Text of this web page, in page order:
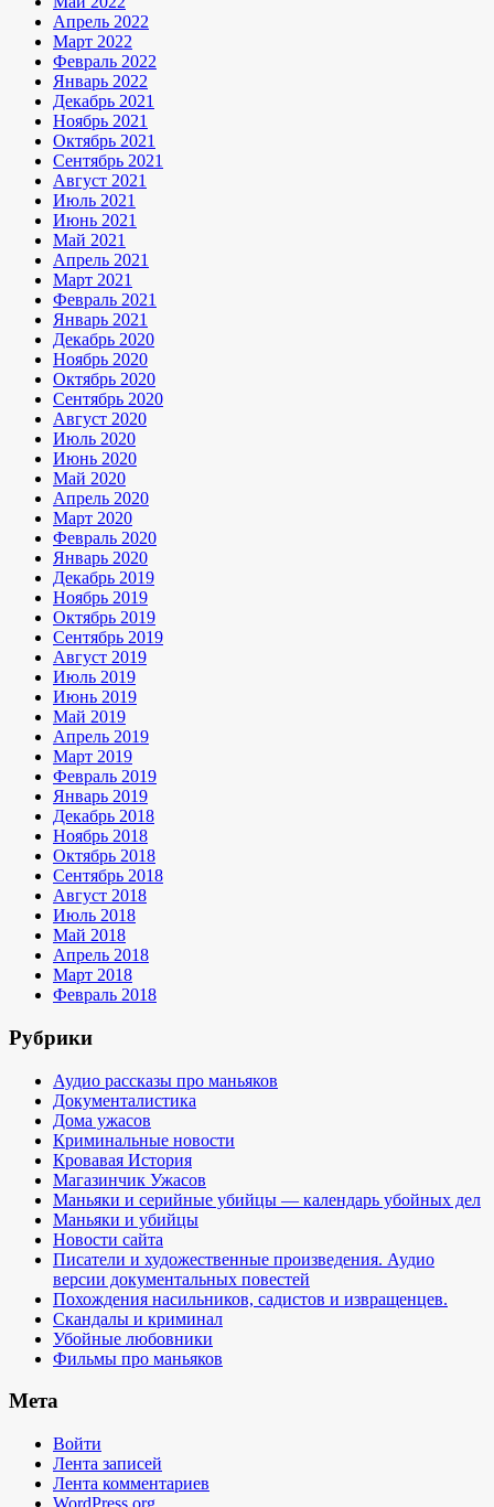
Апрель 2022
Март 2022
Февраль 2022
Январь 2022
Декабрь 2021
Ноябрь 2021
Октябрь 2021
Сентябрь 2021
Август 2021
Июль 2021
Июнь 2021
Май 2021
Апрель 2021
Март 2021
Февраль 2021
Январь 2021
Декабрь 2020
Ноябрь 2020
Октябрь 2020
Сентябрь 2020
Август 2020
Июль 2020
Июнь 2020
Май 2020
Апрель 2020
Март 2020
Февраль 2020
Январь 2020
Декабрь 2019
Ноябрь 2019
Октябрь 2019
Сентябрь 2019
Август 2019
Июль 2019
Июнь 2019
Май 2019
Апрель 2019
Март 2019
Февраль 2019
Январь 2019
Декабрь 2018
Ноябрь 2018
Октябрь 2018
Сентябрь 2018
Август 2018
Июль 2018
Май 2018
Апрель 2018
Март 2018
Февраль 2018
Рубрики
Аудио рассказы про маньяков
Документалистика
Дома ужасов
Криминальные новости
Кровавая История
Магазинчик Ужасов
Маньяки и серийные убийцы — календарь убойных дел
Маньяки и убийцы
Новости сайта
Писатели и художественные произведения. Аудио
версии документальных повестей
Похождения насильников, садистов и извращенцев.
Скандалы и криминал
Убойные любовники
Фильмы про маньяков
Мета
Войти
Лента записей
Лента комментариев
WordPress.org